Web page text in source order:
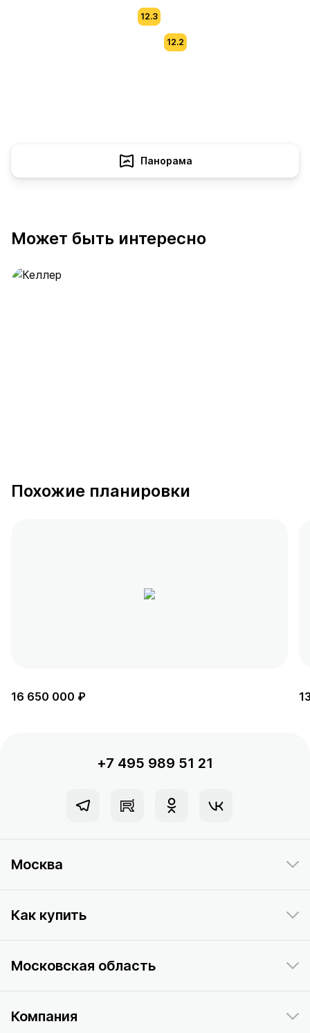
12.2
12.3
Панорама
Может быть интересно
Похожие планировки
16 650 000 ₽
+7 495 989 51 21
Москва
Как купить
Московская область
Компания